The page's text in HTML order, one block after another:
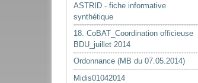
ASTRID - fiche informative
synthétique
18. CoBAT_Coordination officieuse
BDU_juillet 2014
Ordonnance (MB du 07.05.2014)
Midis01042014